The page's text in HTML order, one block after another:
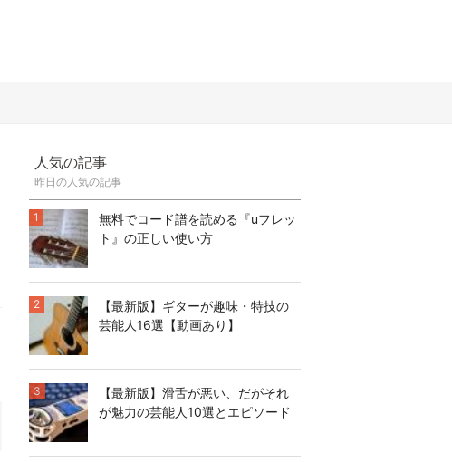
人気の記事
昨日の人気の記事
無料でコード譜を読める『uフレッ
ト』の正しい使い方
1
【最新版】ギターが趣味・特技の
芸能人16選【動画あり】
2
【最新版】滑舌が悪い、だがそれ
が魅力の芸能人10選とエピソード
3